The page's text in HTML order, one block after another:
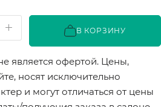
В КОРЗИНУ
является офертой. Цены,
носят исключительно
и могут отличаться от цены